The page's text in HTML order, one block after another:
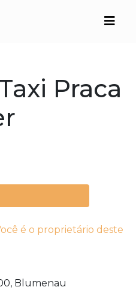
Praca
é o proprietário deste
Blumenau